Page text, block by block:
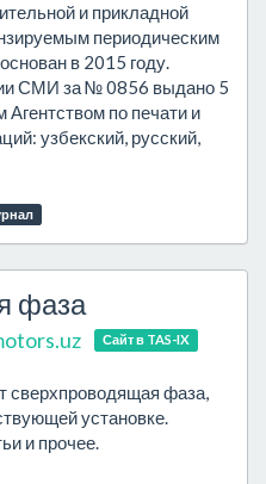
и прикладной
периодическим
в 2015 году.
СМИ за № 0856 выдано 5
Агентством по печати и
узбекский, русский,
фаза
Сайт в TAS-IX
сверхпроводящая фаза,
установке.
и прочее.